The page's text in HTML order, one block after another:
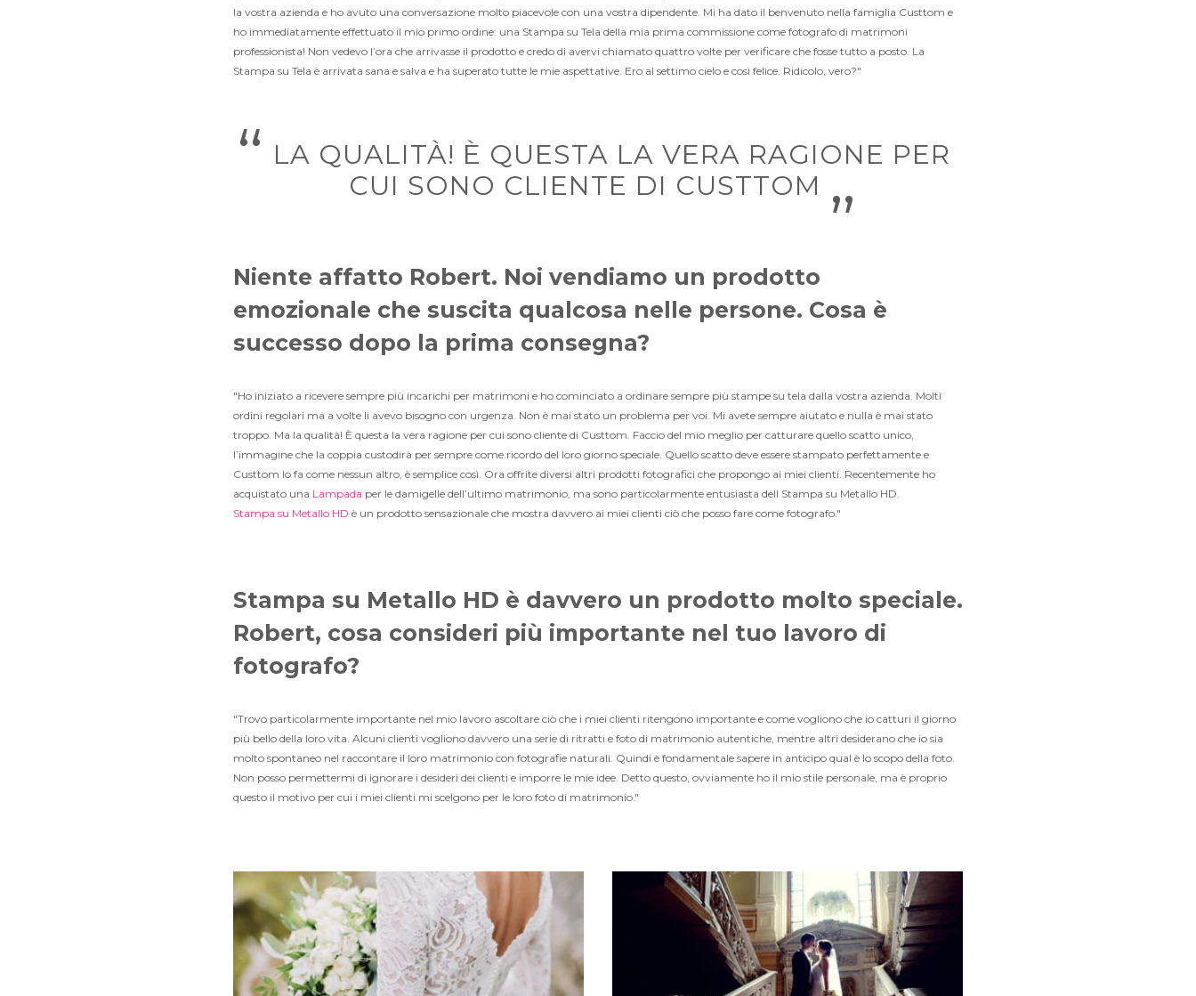
la vostra azienda e ho avuto una conversazione molto piacevole con una vostra dipendente. Mi ha dato il benvenuto nella famiglia Custtom e
ho immediatamente effettuato il mio primo ordine: una Stampa su Tela della mia prima commissione come fotografo di matrimoni
professionista! Non vedevo l’ora che arrivasse il prodotto e credo di avervi chiamato quattro volte per verificare che fosse tutto a posto. La
Stampa su Tela è arrivata sana e salva e ha superato tutte le mie aspettative. Ero al settimo cielo e così felice. Ridicolo, vero?"
“ LA QUALITÀ! È QUESTA LA VERA RAGIONE PER
CUI SONO CLIENTE DI CUSTTOM ”
Niente affatto Robert. Noi vendiamo un prodotto
emozionale che suscita qualcosa nelle persone. Cosa è
successo dopo la prima consegna?
"Ho iniziato a ricevere sempre più incarichi per matrimoni e ho cominciato a ordinare sempre più stampe su tela dalla vostra azienda. Molti
ordini regolari ma a volte li avevo bisogno con urgenza. Non è mai stato un problema per voi. Mi avete sempre aiutato e nulla è mai stato
troppo. Ma la qualità! È questa la vera ragione per cui sono cliente di Custtom. Faccio del mio meglio per catturare quello scatto unico,
l’immagine che la coppia custodirà per sempre come ricordo del loro giorno speciale. Quello scatto deve essere stampato perfettamente e
Custtom lo fa come nessun altro, è semplice così. Ora offrite diversi altri prodotti fotografici che propongo ai miei clienti. Recentemente ho
acquistato una Lampada per le damigelle dell’ultimo matrimonio, ma sono particolarmente entusiasta dell Stampa su Metallo HD.
Stampa su Metallo HD è un prodotto sensazionale che mostra davvero ai miei clienti ciò che posso fare come fotografo."
Stampa su Metallo HD è davvero un prodotto molto speciale.
Robert, cosa consideri più importante nel tuo lavoro di
fotografo?
"Trovo particolarmente importante nel mio lavoro ascoltare ciò che i miei clienti ritengono importante e come vogliono che io catturi il giorno
più bello della loro vita. Alcuni clienti vogliono davvero una serie di ritratti e foto di matrimonio autentiche, mentre altri desiderano che io sia
molto spontaneo nel raccontare il loro matrimonio con fotografie naturali. Quindi è fondamentale sapere in anticipo qual è lo scopo della foto.
Non posso permettermi di ignorare i desideri dei clienti e imporre le mie idee. Detto questo, ovviamente ho il mio stile personale, ma è proprio
questo il motivo per cui i miei clienti mi scelgono per le loro foto di matrimonio."